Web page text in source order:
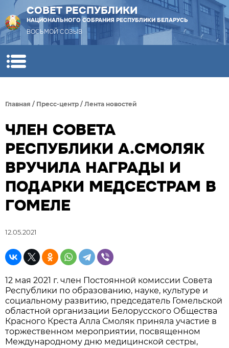
СОВЕТ РЕСПУБЛИКИ
НАЦИОНАЛЬНОГО СОБРАНИЯ РЕСПУБЛИКИ БЕЛАРУСЬ
ВОСЬМОЙ СОЗЫВ
Главная / Пресс-центр / Лента новостей
ЧЛЕН СОВЕТА
РЕСПУБЛИКИ А.СМОЛЯК
ВРУЧИЛА НАГРАДЫ И
ПОДАРКИ МЕДСЕСТРАМ В
ГОМЕЛЕ
12.05.2021
12 мая 2021 г. член Постоянной комиссии Совета
Республики по образованию, науке, культуре и
социальному развитию, председатель Гомельской
областной организации Белорусского Общества
Красного Креста Алла Смоляк приняла участие в
торжественном мероприятии, посвященном
Международному дню медицинской сестры,